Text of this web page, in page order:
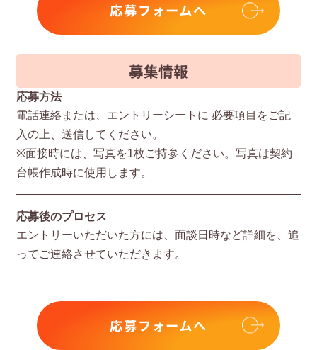
応募フォームへ
募集情報
応募方法
電話連絡または、エントリーシートに 必要項⽬をご記
⼊の上、送信してください。
※⾯接時には、写真を1枚ご持参ください。写真は契約
台帳作成時に使⽤します。
応募後のプロセス
エントリーいただいた⽅には、⾯談⽇時など詳細を、追
ってご連絡させていただきます。
応募フォームへ